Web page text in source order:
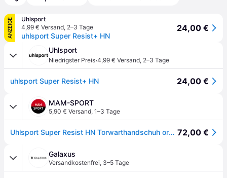
ANZEIGE
Uhlsport
4,99 € Versand, 2–3 Tage
uhlsport Super Resist+ HN
24,00 €
Uhlsport
Niedrigster Preis·4,99 € Versand, 2–3 Tage
uhlsport Super Resist+ HN 24,00 €
MAM-SPORT
5,90 € Versand, 1–3 Tage
Uhlsport Super Resist HN Torwarthandschuh orange-schwarz-weiß 3 72,00 €
Galaxus
Versandkostenfrei, 3–5 Tage